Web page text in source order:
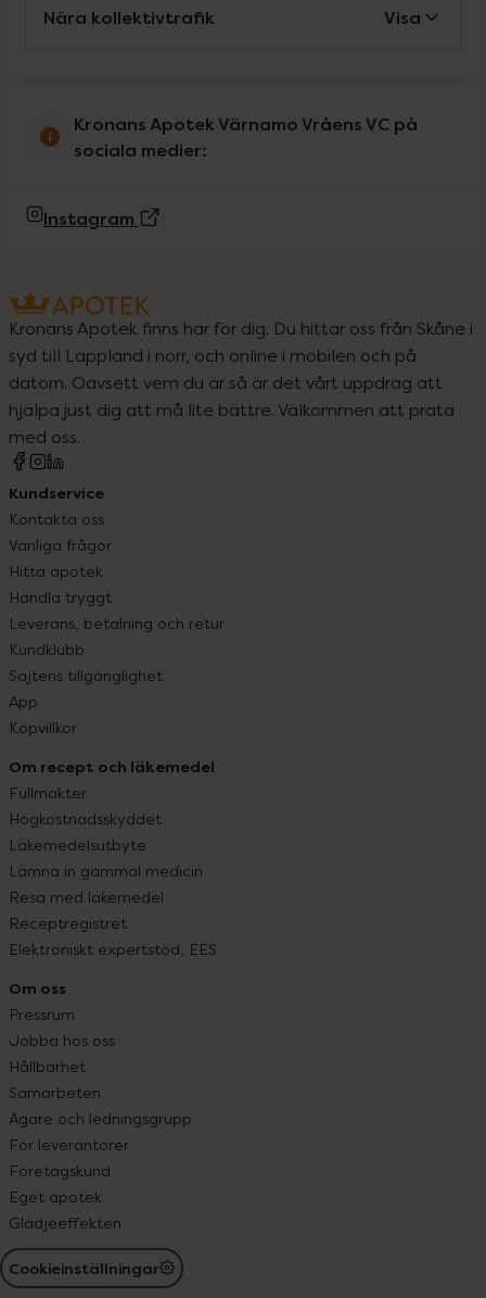
Nära kollektivtrafik Visa
Kronans Apotek Värnamo Vråens VC på
sociala medier:
Instagram
Kronans Apotek finns här för dig. Du hittar oss från Skåne i
syd till Lappland i norr, och online i mobilen och på
datorn. Oavsett vem du är så är det vårt uppdrag att
hjälpa just dig att må lite bättre. Välkommen att prata
med oss.
Kundservice
Kontakta oss
Vanliga frågor
Hitta apotek
Handla tryggt
Leverans, betalning och retur
Kundklubb
Sajtens tillgänglighet
App
Köpvillkor
Om recept och läkemedel
Fullmakter
Högkostnadsskyddet
Läkemedelsutbyte
Lämna in gammal medicin
Resa med läkemedel
Receptregistret
Elektroniskt expertstöd, EES
Om oss
Pressrum
Jobba hos oss
Hållbarhet
Samarbeten
Ägare och ledningsgrupp
För leverantörer
Företagskund
Eget apotek
Glädjeeffekten
Cookieinställningar